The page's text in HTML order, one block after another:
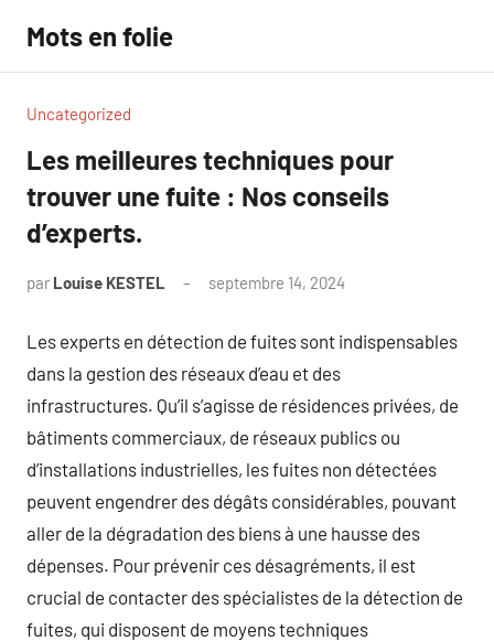
contenu
Mots en folie
Uncategorized
Les meilleures techniques pour
trouver une fuite : Nos conseils
d’experts.
par Louise KESTEL septembre 14, 2024
Les experts en détection de fuites sont indispensables
dans la gestion des réseaux d’eau et des
infrastructures. Qu’il s’agisse de résidences privées, de
bâtiments commerciaux, de réseaux publics ou
d’installations industrielles, les fuites non détectées
peuvent engendrer des dégâts considérables, pouvant
aller de la dégradation des biens à une hausse des
dépenses. Pour prévenir ces désagréments, il est
crucial de contacter des spécialistes de la détection de
fuites, qui disposent de moyens techniques